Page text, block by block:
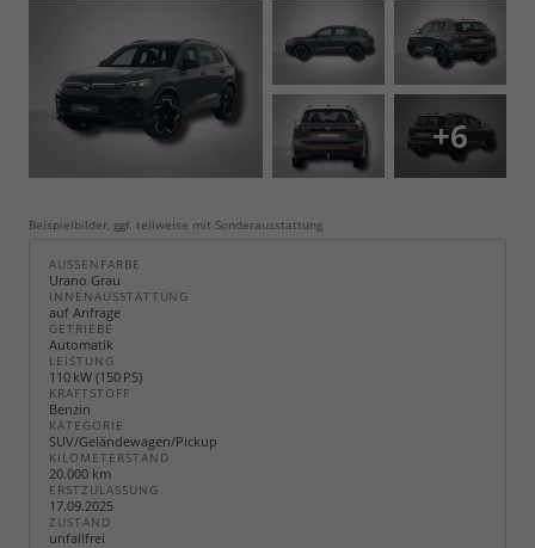
+6
Beispielbilder, ggf. teilweise mit Sonderausstattung
AUSSENFARBE
Urano Grau
INNENAUSSTATTUNG
auf Anfrage
GETRIEBE
Automatik
LEISTUNG
110 kW (150 PS)
KRAFTSTOFF
Benzin
KATEGORIE
SUV/Geländewagen/Pickup
KILOMETERSTAND
20.000 km
ERSTZULASSUNG
17.09.2025
ZUSTAND
unfallfrei